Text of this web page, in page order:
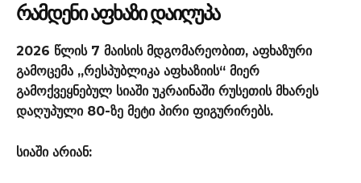
ᲠᲐᲛᲓᲔᲜᲘ ᲐᲤᲮᲐᲖᲘ ᲓᲐᲘᲦᲣᲞᲐ
2026 წლის 7 მაისის მდგომარეობით, აფხაზური
გამოცემა „რესპუბლიკა აფხაზიის“ მიერ
გამოქვეყნებულ სიაში უკრაინაში რუსეთის მხარეს
დაღუპული 80-ზე მეტი პირი ფიგურირებს.
სიაში არიან: